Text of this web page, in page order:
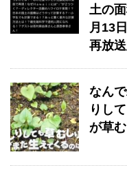
土の
月13
再放
なん
りし
が草